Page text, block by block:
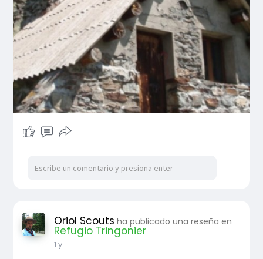
Oriol Scouts ha publicado una reseña en
Refugio Tringonier
1 y